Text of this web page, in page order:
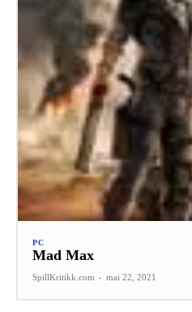
PC
Mad Max
SpillKritikk.com - mai 22, 2021